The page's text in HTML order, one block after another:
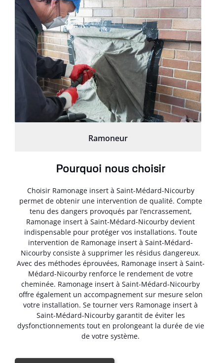
Ramoneur
Pourquoi nous choisir
Choisir Ramonage insert à Saint-Médard-Nicourby
permet de obtenir une intervention de qualité. Compte
tenu des dangers provoqués par l’encrassement,
Ramonage insert à Saint-Médard-Nicourby devient
indispensable pour protéger vos installations. Toute
intervention de Ramonage insert à Saint-Médard-
Nicourby consiste à supprimer les résidus dangereux.
Avec des méthodes éprouvées, Ramonage insert à Saint-
Médard-Nicourby renforce le rendement de votre
cheminée. Ramonage insert à Saint-Médard-Nicourby
offre également un accompagnement sur mesure selon
votre installation. Se tourner vers Ramonage insert à
Saint-Médard-Nicourby garantit de éviter les
dysfonctionnements tout en prolongeant la durée de vie
de votre système.